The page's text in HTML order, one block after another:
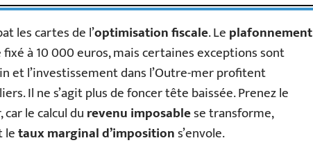
les cartes de l’optimisation fiscale. Leplafonnement
à 10 000 euros, mais certaines exceptions sont
et l’investissement dans l’Outre-mer profitent
Il ne s’agit plus de foncer tête baissée. Prenez le
le calcul durevenu imposablese transforme,
letaux marginal d’impositions’envole.